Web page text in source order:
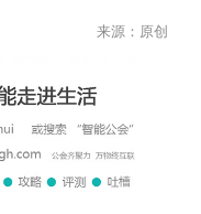
来源：原创